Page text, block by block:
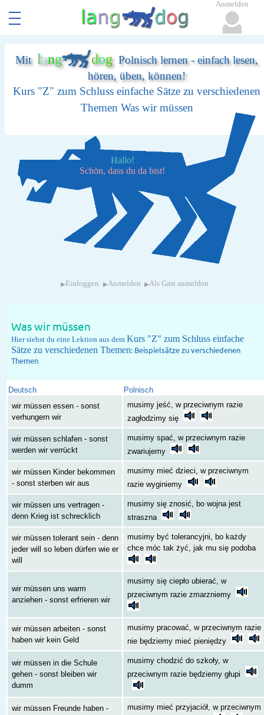
Mit lang dogPolnisch lernen - einfach lesen,
hören, üben, können!
Kurs "Z" zum Schluss einfache Sätze zu verschiedenen
Themen Was wir müssen
Hallo!
Schön, dass du da bist!
▸ Einloggen ▸Anmelden ▸Als Gast anmelden
Was wir müssen
Hier siehst du eine Lektion aus dem Kurs "Z" zum Schluss einfache
Sätze zu verschiedenen Themen: Beispielsätze zu verschiedenen
Themen
Deutsch
Polnisch
wir müssen essen - sonst
verhungern wir
musimy jeść, w przeciwnym razie
zagłodzimy się
wir müssen schlafen - sonst
werden wir verrückt
musimy spać, w przeciwnym razie
zwariujemy
wir müssen Kinder bekommen
- sonst sterben wir aus
musimy mieć dzieci, w przeciwnym
razie wyginiemy
wir müssen uns vertragen -
denn Krieg ist schrecklich
musimy się znosić, bo wojna jest
straszna
wir müssen tolerant sein - denn
jeder will so leben dürfen wie er
will
musimy być tolerancyjni, bo każdy
chce móc tak żyć, jak mu się podoba
wir müssen uns warm
anziehen - sonst erfrieren wir
musimy się ciepło ubierać, w
przeciwnym razie zmarzniemy
wir müssen arbeiten - sonst
haben wir kein Geld
musimy pracować, w przeciwnym razie
nie będziemy mieć pieniędzy
wir müssen in die Schule
gehen - sonst bleiben wir
dumm
musimy chodzić do szkoły, w
przeciwnym razie będziemy głupi
wir müssen Freunde haben -
musimy mieć przyjaciół, w przeciwnym
Anmelden